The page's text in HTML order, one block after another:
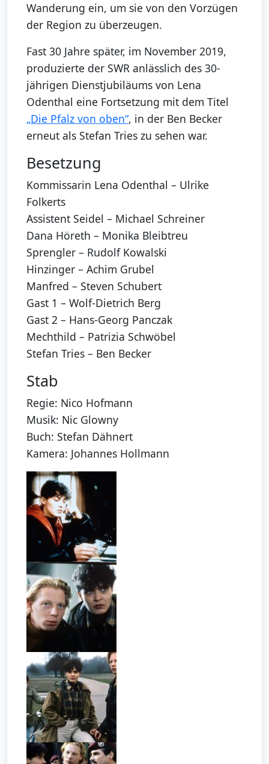
Wanderung ein, um sie von den Vorzügen
der Region zu überzeugen.
Fast 30 Jahre später, im November 2019,
produzierte der SWR anlässlich des 30-
jährigen Dienstjubiläums von Lena
Odenthal eine Fortsetzung mit dem Titel
„Die Pfalz von oben“, in der Ben Becker
erneut als Stefan Tries zu sehen war.
Besetzung
Kommissarin Lena Odenthal – Ulrike
Folkerts
Assistent Seidel – Michael Schreiner
Dana Höreth – Monika Bleibtreu
Sprengler – Rudolf Kowalski
Hinzinger – Achim Grubel
Manfred – Steven Schubert
Gast 1 – Wolf-Dietrich Berg
Gast 2 – Hans-Georg Panczak
Mechthild – Patrizia Schwöbel
Stefan Tries – Ben Becker
Stab
Regie: Nico Hofmann
Musik: Nic Glowny
Buch: Stefan Dähnert
Kamera: Johannes Hollmann